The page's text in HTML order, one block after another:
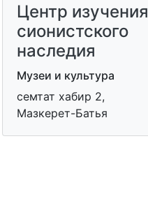
Центр изучения
сионистского
наследия
Музеи и культура
семтат хабир 2,
Мазкерет-Батья